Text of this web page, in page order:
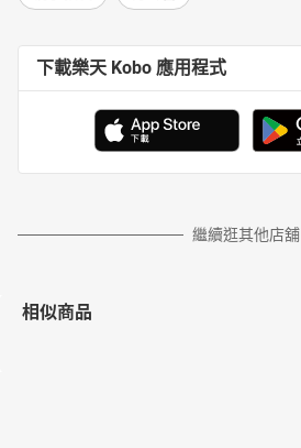
下載樂天 Kobo 應用程式
繼續逛其他店舖
相似商品